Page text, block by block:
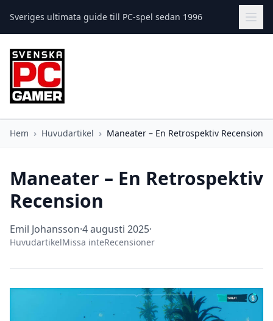
Sveriges ultimata guide till PC-spel sedan 1996
Hem › Huvudartikel › Maneater – En Retrospektiv Recension
Maneater – En Retrospektiv
Recension
Emil Johansson·4 augusti 2025·
HuvudartikelMissa inteRecensioner